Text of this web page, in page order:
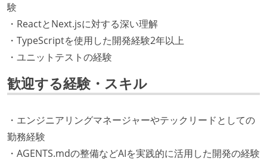
験
・ReactとNext.jsに対する深い理解
・TypeScriptを使用した開発経験2年以上
・ユニットテストの経験
歓迎する経験・スキル
・エンジニアリングマネージャーやテックリードとしての
勤務経験
・AGENTS.mdの整備などAIを実践的に活用した開発の経験